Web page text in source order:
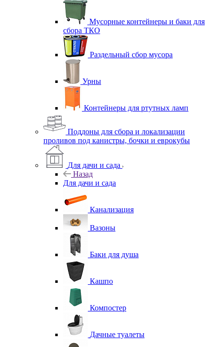
Мусорные контейнеры и баки для
сбора ТКО
Раздельный сбор мусора
Урны
Контейнеры для ртутных ламп
Поддоны для сбора и локализации
проливов под канистры, бочки и еврокубы
Для дачи и сада
Назад
Для дачи и сада
Канализация
Вазоны
Баки для душа
Кашпо
Компостер
Дачные туалеты